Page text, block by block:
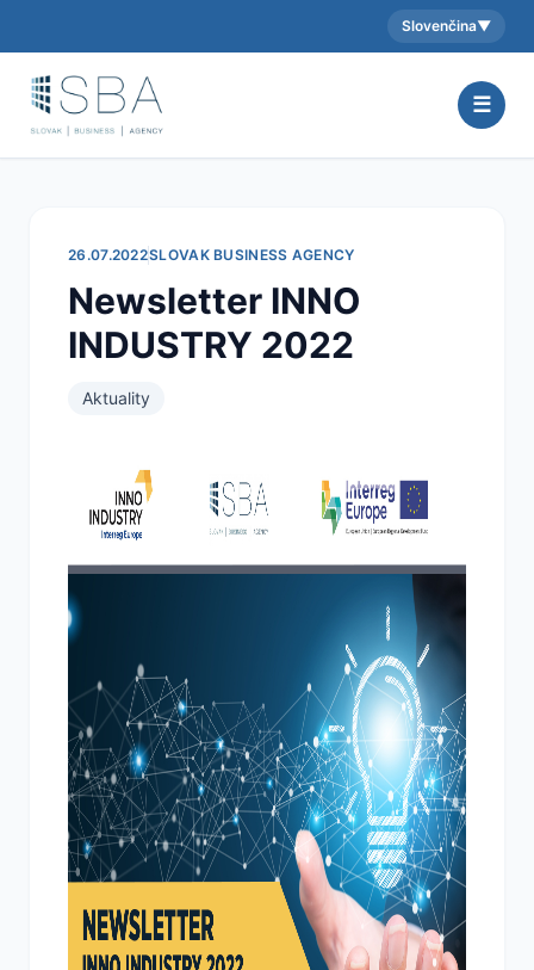
Aktuálny jazyk:
Slovenčina▼
☰
26.07.2022SLOVAK BUSINESS AGENCY
Newsletter INNO
INDUSTRY 2022
Aktuality